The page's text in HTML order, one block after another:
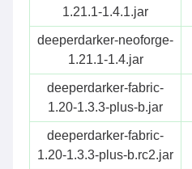
1.21.1-1.4.1.jar
deeperdarker-neoforge-
1.21.1-1.4.jar
deeperdarker-fabric-
1.20-1.3.3-plus-b.jar
deeperdarker-fabric-
1.20-1.3.3-plus-b.rc2.jar